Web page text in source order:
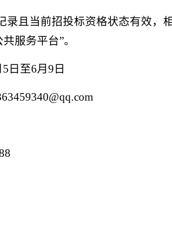
录且当前招投标资格状态有效
服务平台”。
日至6月9日